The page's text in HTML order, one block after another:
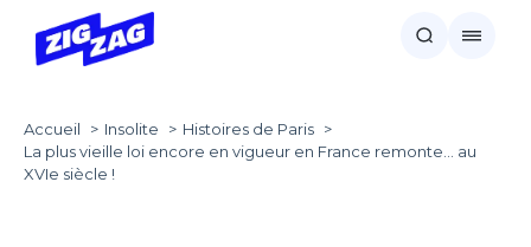
Accueil Insolite
Histoires de Paris
La plus vieille loi encore en vigueur en France remonte… au
XVIe siècle !